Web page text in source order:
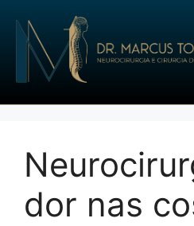
dor nas